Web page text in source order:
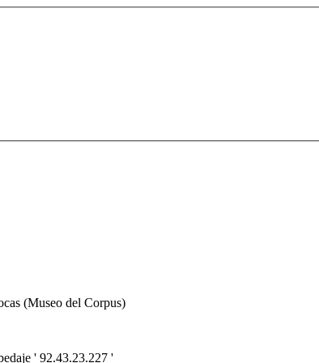
(Museo del Corpus)
' 92.43.23.227 '